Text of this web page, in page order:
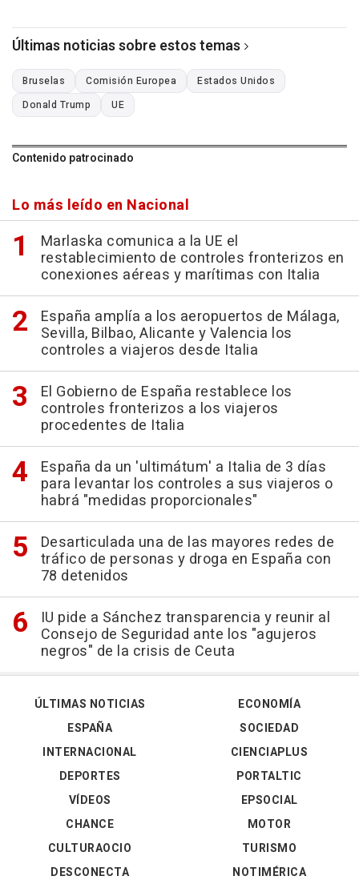
Últimas noticias sobre estos temas
Bruselas Comisión Europea
Estados Unidos
Donald Trump
UE
Contenido patrocinado
Lo más leído en Nacional
Marlaska comunica a la UE el
restablecimiento de controles fronterizos en
conexiones aéreas y marítimas con Italia
España amplía a los aeropuertos de Málaga,
Sevilla, Bilbao, Alicante y Valencia los
controles a viajeros desde Italia
El Gobierno de España restablece los
controles fronterizos a los viajeros
procedentes de Italia
España da un 'ultimátum' a Italia de 3 días
para levantar los controles a sus viajeros o
habrá "medidas proporcionales"
Desarticulada una de las mayores redes de
tráfico de personas y droga en España con
78 detenidos
IU pide a Sánchez transparencia y reunir al
Consejo de Seguridad ante los "agujeros
negros" de la crisis de Ceuta
ÚLTIMAS NOTICIAS
ESPAÑA
INTERNACIONAL
DEPORTES
VÍDEOS
ECONOMÍA
SOCIEDAD
CIENCIAPLUS
PORTALTIC
EPSOCIAL
CHANCE
CULTURAOCIO
DESCONECTA
MOTOR
TURISMO
NOTIMÉRICA